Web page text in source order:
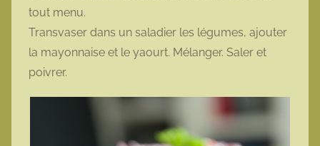
tout menu.
Transvaser dans un saladier les légumes, ajouter
la mayonnaise et le yaourt. Mélanger. Saler et
poivrer.